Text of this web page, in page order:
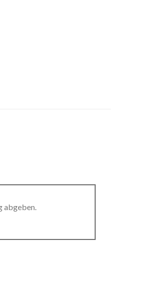
abgeben.